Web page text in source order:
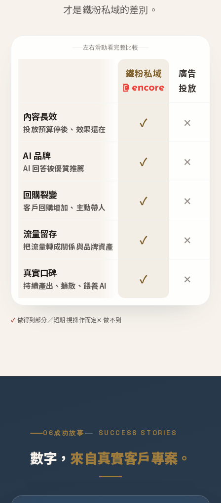
才是鐵粉私域的差別。
左右滑動看完整比較
鐵粉私域
廣告
投放
內容長效
投放預算停後、效果還在 ✓ ✕
AI 品牌
AI 回答被優質推薦 ✓ ✕
回購裂變
客戶回購增加、主動帶人 ✓ ✕
流量留存
把流量轉成關係與品牌資產 ✓ ✕
真實口碑
持續產出、擴散、餵養 AI ✓ ✕
✓ 做得到部分／短期 視操作而定✕ 做不到
06成功故事 SUCCESS STORIES
數字， 來自真實客戶專案。